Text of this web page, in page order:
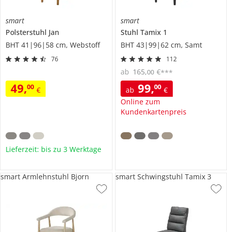
smart
Polsterstuhl Jan
BHT 41|96|58 cm, Webstoff
76
49,00 €
Lieferzeit: bis zu 3 Werktage
smart
Stuhl Tamix 1
BHT 43|99|62 cm, Samt
112
ab 99,00 €
Online zum
Kundenkartenpreis
ab 165,00 €***
smart Armlehnstuhl Bjorn smart Schwingstuhl Tamix 3